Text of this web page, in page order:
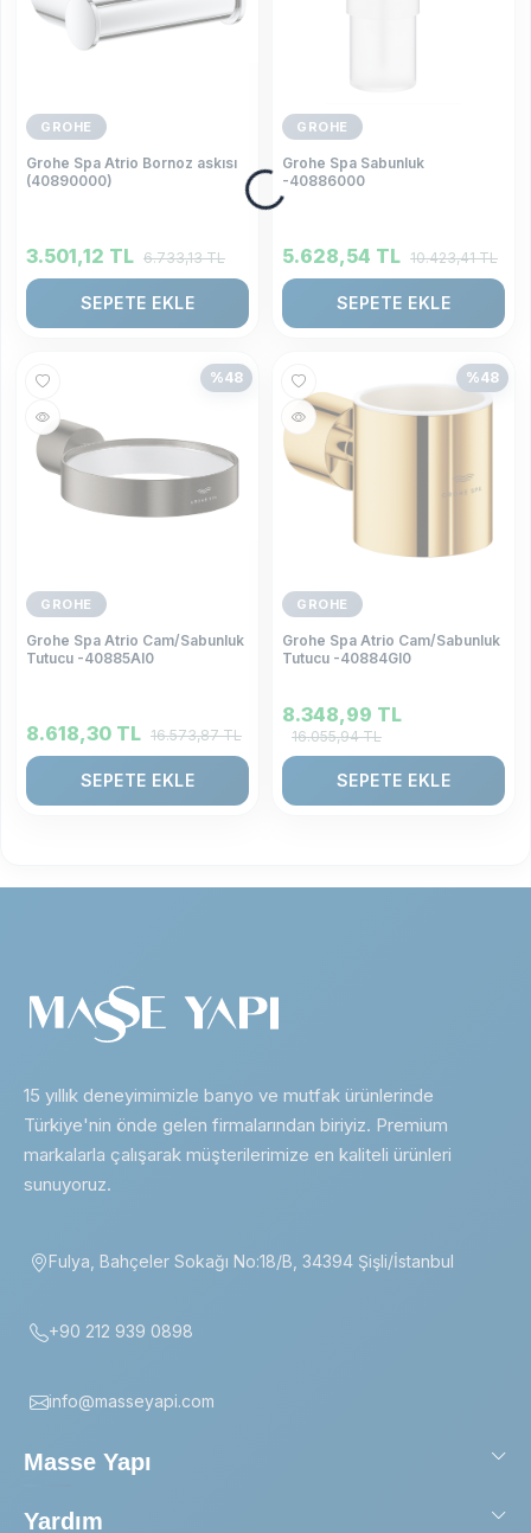
GROHE
Grohe Spa Atrio Bornoz askısı
(40890000)
3.501,12 TL 6.733,13TL
SEPETE EKLE
GROHE
Grohe Spa Sabunluk
-40886000
5.628,54 TL 10.423,41TL
SEPETE EKLE
%48
GROHE
Grohe Spa Atrio Cam/Sabunluk
Tutucu -40885Al0
8.618,30 TL 16.573,87TL
SEPETE EKLE
%48
GROHE
Grohe Spa Atrio Cam/Sabunluk
Tutucu -40884Gl0
8.348,99 TL
16.055,94TL
SEPETE EKLE
15 yıllık deneyimimizle banyo ve mutfak ürünlerinde
Türkiye'nin önde gelen firmalarından biriyiz. Premium
markalarla çalışarak müşterilerimize en kaliteli ürünleri
sunuyoruz.
Fulya, Bahçeler Sokağı No:18/B, 34394 Şişli/İstanbul
+90 212 939 0898
info@masseyapi.com
Masse Yapı
Yardım